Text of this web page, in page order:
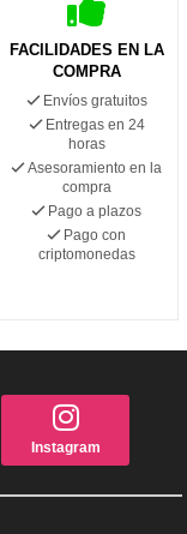
FACILIDADES EN LA
COMPRA
Envíos gratuitos
Entregas en 24
horas
Asesoramiento en la
compra
Pago a plazos
Pago con
criptomonedas
Instagram